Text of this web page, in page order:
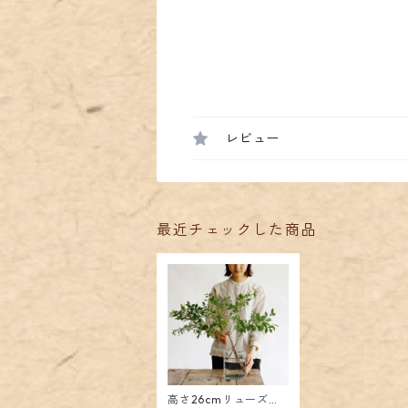
レビュー
最近チェックした商品
高さ26cmリューズガ